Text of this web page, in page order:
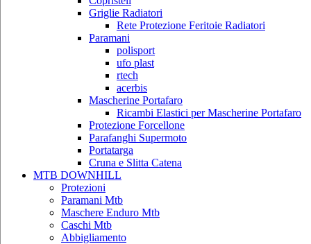
Griglie Radiatori
Rete Protezione Feritoie Radiatori
Paramani
polisport
ufo plast
rtech
acerbis
Mascherine Portafaro
Ricambi Elastici per Mascherine Portafaro
Protezione Forcellone
Parafanghi Supermoto
Portatarga
Cruna e Slitta Catena
MTB DOWNHILL
Protezioni
Paramani Mtb
Maschere Enduro Mtb
Caschi Mtb
Abbigliamento